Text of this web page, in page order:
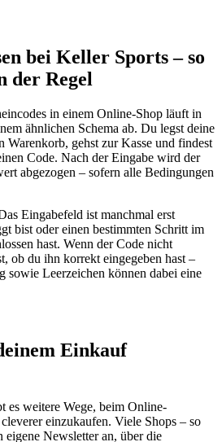
bei Keller Sports – so
der Regel
in einem Online-Shop läuft in
ähnlichen Schema ab. Du legst deine
Warenkorb, gehst zur Kasse und findest
Code. Nach der Eingabe wird der
abgezogen – sofern alle Bedingungen
Eingabefeld ist manchmal erst
bist oder einen bestimmten Schritt im
hast. Wenn der Code nicht
ob du ihn korrekt eingegeben hast –
sowie Leerzeichen können dabei eine
Einkauf
es weitere Wege, beim Online-
einzukaufen. Viele Shops – so
eigene Newsletter an, über die